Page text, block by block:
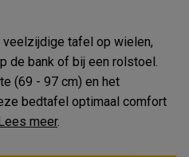
tafel op wielen,
de bank of bij een rolstoel.
(69 - 97 cm) en het
bedtafel optimaal comfort
meer.